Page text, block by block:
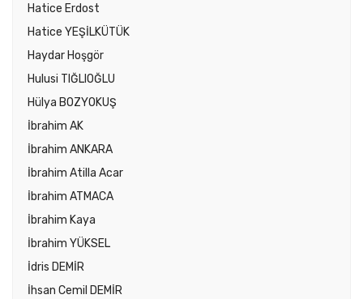
Hatice Erdost
Hatice YEŞİLKÜTÜK
Haydar Hoşgör
Hulusi TIĞLIOĞLU
Hülya BOZYOKUŞ
İbrahim AK
İbrahim ANKARA
İbrahim Atilla Acar
İbrahim ATMACA
İbrahim Kaya
İbrahim YÜKSEL
İdris DEMİR
İhsan Cemil DEMİR